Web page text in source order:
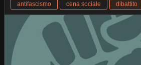
antifascismo cena sociale dibattito